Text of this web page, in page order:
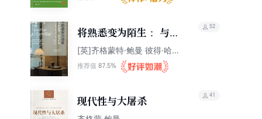
将熟悉变为陌生： 与齐
格蒙特·鲍曼对谈
[英]齐格蒙特·鲍曼 彼得·哈
夫纳
推荐值 87.5%
52
现代性与大屠杀
41